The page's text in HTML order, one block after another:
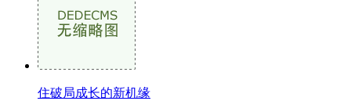
住破局成长的新机缘